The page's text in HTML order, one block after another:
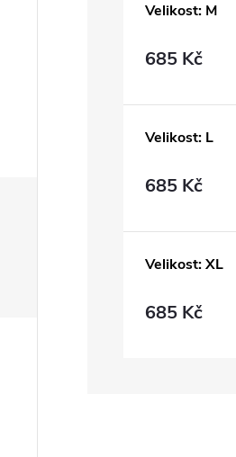
Velikost: M
685 Kč
Velikost: L
685 Kč
Velikost: XL
685 Kč